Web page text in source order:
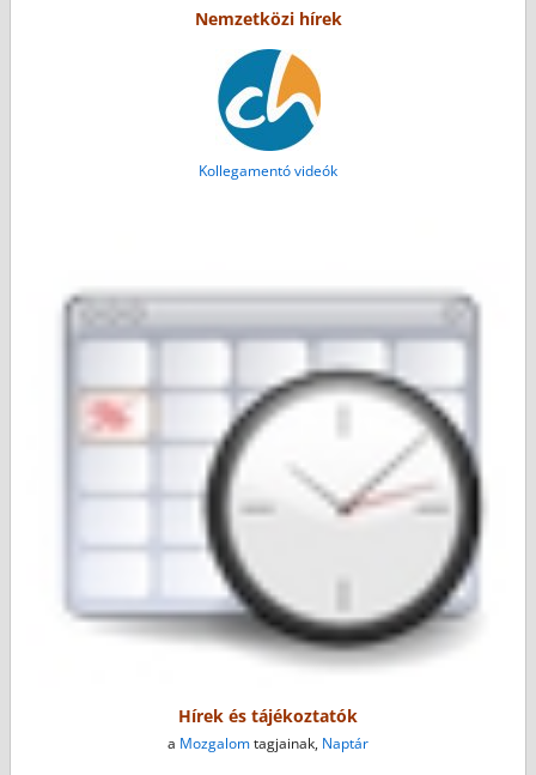
Nemzetközi hírek
Kollegamentó videók
Hírek és tájékoztatók
a Mozgalomtagjainak, Naptár